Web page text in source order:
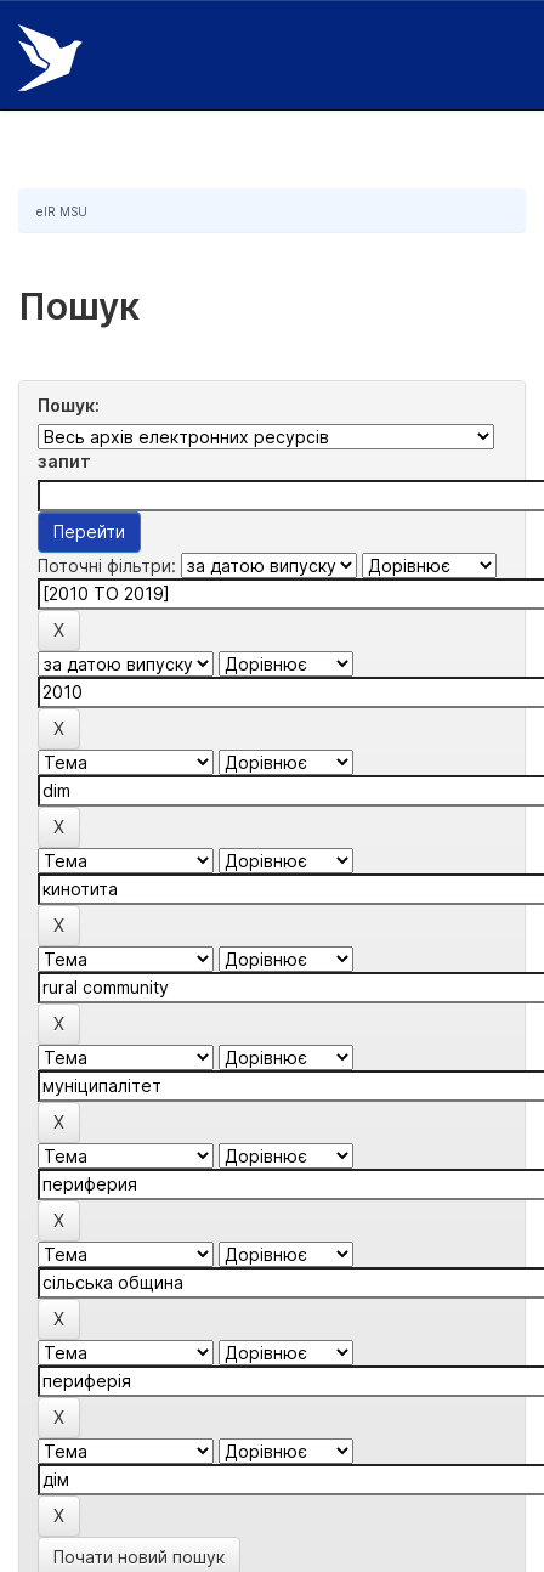
Skip
navigation
eIR MSU
Пошук
Пошук:
запит
Поточні фільтри:
Почати новий пошук